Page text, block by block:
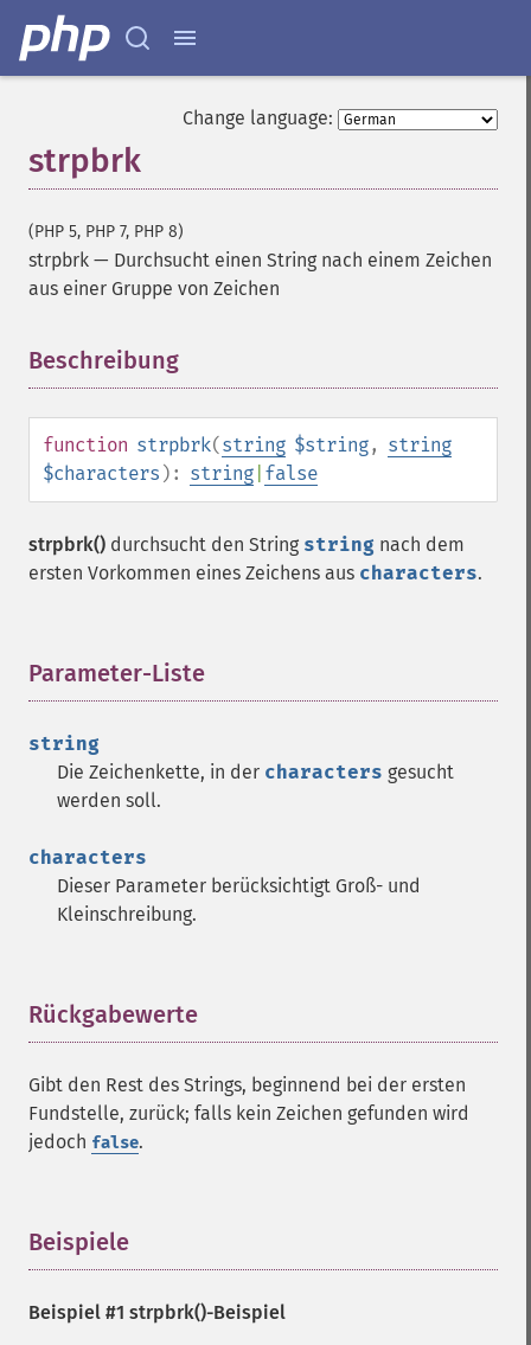
Change language:
strpbrk
(PHP 5, PHP 7, PHP 8)
strpbrk — Durchsucht einen String nach einem Zeichen
aus einer Gruppe von Zeichen
Beschreibung
function strpbrk(string $string, string
$characters ): string false
strpbrk() durchsucht den String string nach dem
ersten Vorkommen eines Zeichens aus characters.
Parameter-Liste
string
Die Zeichenkette, in der characters gesucht
werden soll.
characters
Dieser Parameter berücksichtigt Groß- und
Kleinschreibung.
Rückgabewerte
Gibt den Rest des Strings, beginnend bei der ersten
Fundstelle, zurück; falls kein Zeichen gefunden wird
jedoch false.
Beispiele
Beispiel #1 strpbrk()-Beispiel